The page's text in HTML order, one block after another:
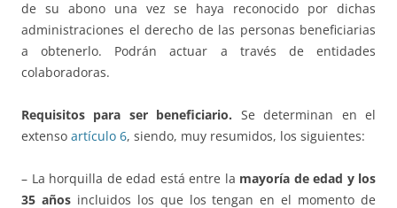
de su abono una vez se haya reconocido por dichas
administraciones el derecho de las personas beneficiarias
a obtenerlo. Podrán actuar a través de entidades
colaboradoras.
Requisitos para ser beneficiario. Se determinan en el
extenso artículo 6, siendo, muy resumidos, los siguientes:
– La horquilla de edad está entre la mayoría de edad y los
35 añosincluidos los que los tengan en el momento de